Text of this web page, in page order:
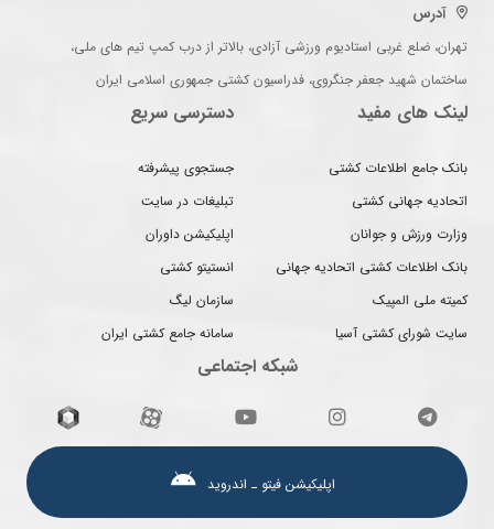
آدرس
تهران، ضلع غربی استادیوم ورزشی آزادی، بالاتر از درب کمپ تیم های ملی،
ساختمان شهید جعفر جنگروی، فدراسیون کشتی جمهوری اسلامی ایران
لینک های مفید
بانک جامع اطلاعات کشتی
اتحادیه جهانی کشتی
وزارت ورزش و جوانان
بانک اطلاعات کشتی اتحادیه جهانی
کمیته ملی المپیک
سایت شورای کشتی آسیا
دسترسی سریع
جستجوی پیشرفته
تبلیغات در سایت
اپلیکیشن داوران
انستیتو کشتی
سازمان لیگ
سامانه جامع کشتی ایران
شبکه اجتماعی
اپلیکیشن فیتو ـ اندروید